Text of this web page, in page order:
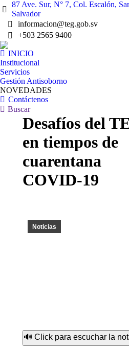
87 Ave. Sur, N° 7, Col. Escalón,
Salvador
informacion@teg.gob.sv
+503 2565 9400
INICIO
Institucional
Servicios
Gestión Antisoborno
NOVEDADES
Contáctenos
Buscar:
Buscar
Desafíos del
en tiempos de
cuarentana
COVID-19
Noticias
🔊 Click para escuchar la